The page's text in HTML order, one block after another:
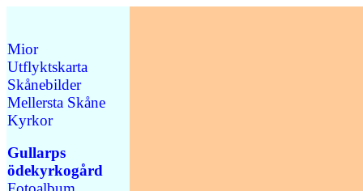
Mior
Utflyktskarta
Skånebilder
Mellersta Skåne
Kyrkor
Gullarps
ödekyrkogård